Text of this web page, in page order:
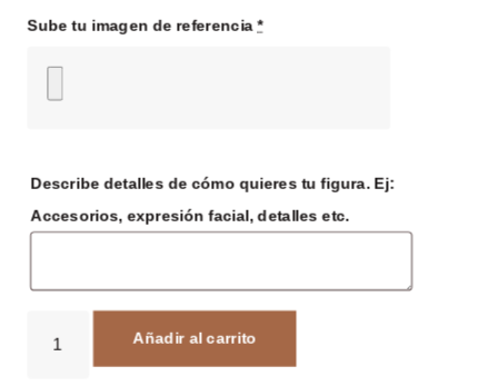
Sube tu imagen de referencia *
Describe detalles de cómo quieres tu figura. Ej:
Accesorios, expresión facial, detalles etc.
Añadir al carrito